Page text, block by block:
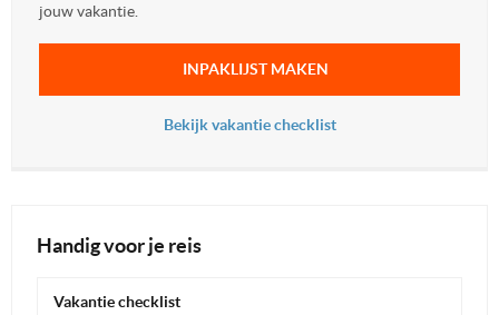
jouw vakantie.
INPAKLIJST MAKEN
Bekijk vakantie checklist
Handig voor je reis
Vakantie checklist